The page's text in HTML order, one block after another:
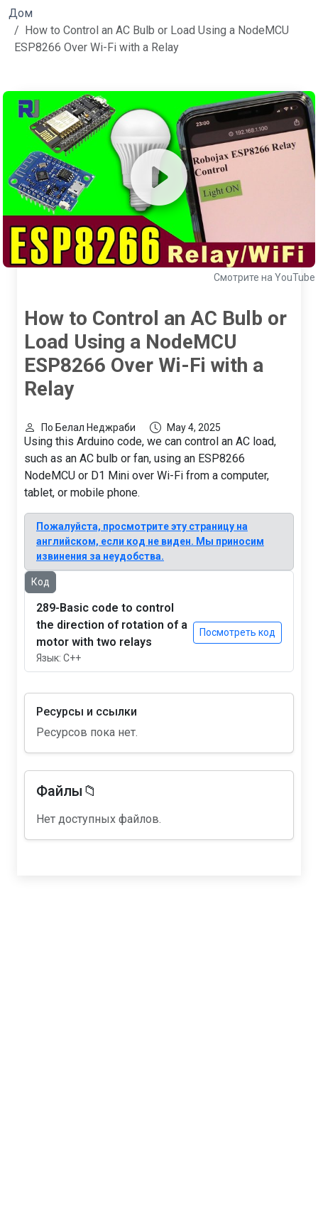
Дом
How to Control an AC Bulb or Load Using a NodeMCU
ESP8266 Over Wi-Fi with a Relay
Смотрите на YouTube
How to Control an AC Bulb or
Load Using a NodeMCU
ESP8266 Over Wi-Fi with a
Relay
По Белал Неджраби May 4, 2025
Using this Arduino code, we can control an AC load,
such as an AC bulb or fan, using an ESP8266
NodeMCU or D1 Mini over Wi-Fi from a computer,
tablet, or mobile phone.
Пожалуйста, просмотрите эту страницу на
английском, если код не виден. Мы приносим
извинения за неудобства.
Код
289-Basic code to control
the direction of rotation of a
motor with two relays
Язык: C++
Посмотреть код
Ресурсы и ссылки
Ресурсов пока нет.
Файлы📁
Нет доступных файлов.